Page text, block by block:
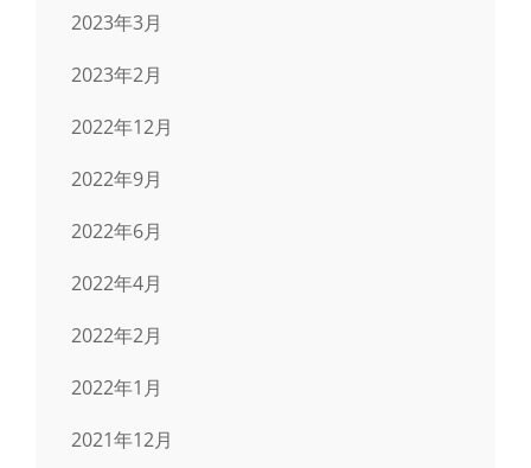
2023年3月
2023年2月
2022年12月
2022年9月
2022年6月
2022年4月
2022年2月
2022年1月
2021年12月